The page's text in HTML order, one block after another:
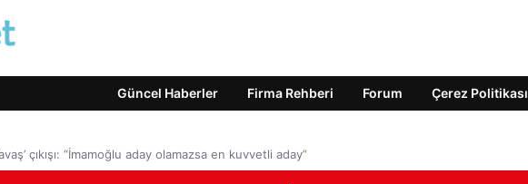
Güncel Haberler Firma Rehberi Forum Çerez Politikası
çıkışı: “İmamoğlu aday olamazsa en kuvvetli aday”